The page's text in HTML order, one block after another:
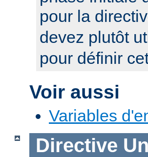
pour la
devez plutôt
pour définir
Voir aussi
Variables
Directive